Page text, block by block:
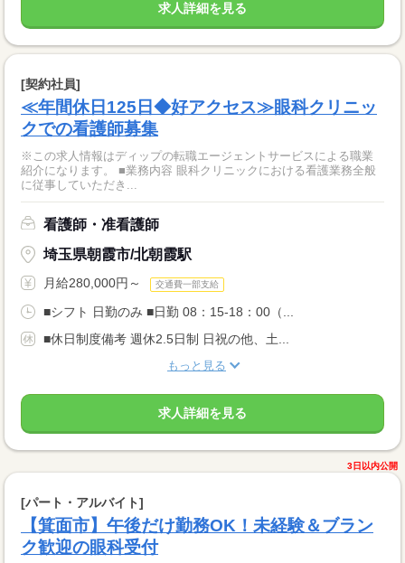
求人詳細を見る
[契約社員]
≪年間休日125日◆好アクセス≫眼科クリニッ
クでの看護師募集
※この求人情報はディップの転職エージェントサービスによる職業
紹介になります。 ■業務内容 眼科クリニックにおける看護業務全般
に従事していただき...
看護師・准看護師
埼玉県朝霞市/北朝霞駅
月給280,000円～ 交通費一部支給
■シフト 日勤のみ ■日勤 08：15-18：00（...
■休日制度備考 週休2.5日制 日祝の他、土...
もっと見る
求人詳細を見る
3日以内公開
[パート・アルバイト]
【箕面市】午後だけ勤務OK！未経験＆ブラン
ク歓迎の眼科受付